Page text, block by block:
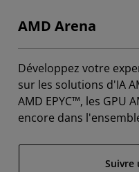
AMD Arena
Développez votre
sur les solutions d'IA
AMD EPYC™, les GPU
encore dans
Suivre